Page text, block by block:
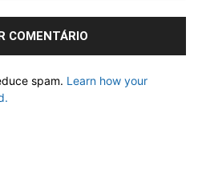
spam. Learn how your